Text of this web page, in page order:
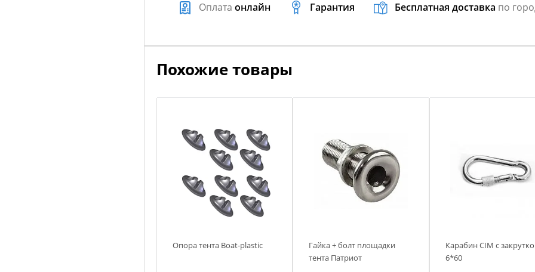
Оплата онлайн Гарантия Бесплатная доставка по
Похожие товары
Опора тента Boat-plastic
Гайка + болт площадки
тента Патриот
Карабин CIM с
6*60